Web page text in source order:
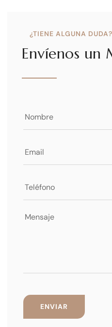
¿TIENE ALGUNA DUDA?
Envíenos un